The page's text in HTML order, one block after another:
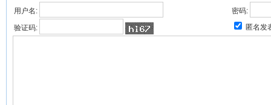
用户名:
密码:
验证码:
匿名发